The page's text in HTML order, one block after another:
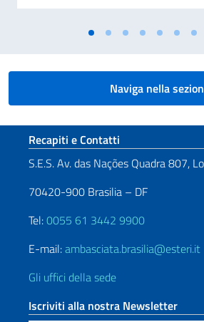
Naviga nella
Sezione footer
Recapiti e Contatti
S.E.S. Av. das Nações Quadra 807,
70420-900 Brasilia – DF
Tel:0055 61 3442 9900
E-mail:ambasciata.brasilia@esteri.it
Gli uffici della sede
Iscriviti alla nostra Newsletter